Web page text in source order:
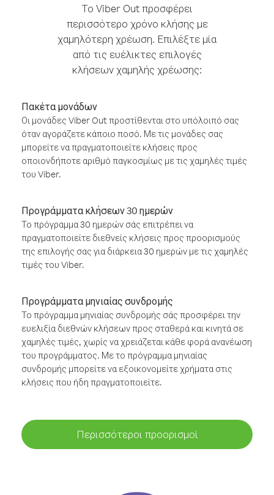
Το Viber Out προσφέρει
περισσότερο χρόνο κλήσης με
χαμηλότερη χρέωση. Επιλέξτε μία
από τις ευέλικτες επιλογές
κλήσεων χαμηλής χρέωσης:
Πακέτα μονάδων
Οι μονάδες Viber Out προστίθενται στο υπόλοιπό σας
όταν αγοράζετε κάποιο ποσό. Με τις μονάδες σας
μπορείτε να πραγματοποιείτε κλήσεις προς
οποιονδήποτε αριθμό παγκοσμίως με τις χαμηλές τιμές
του Viber.
Προγράμματα κλήσεων 30 ημερών
Το πρόγραμμα 30 ημερών σάς επιτρέπει να
πραγματοποιείτε διεθνείς κλήσεις προς προορισμούς
της επιλογής σας για διάρκεια 30 ημερών με τις χαμηλές
τιμές του Viber.
Προγράμματα μηνιαίας συνδρομής
Το πρόγραμμα μηνιαίας συνδρομής σάς προσφέρει την
ευελιξία διεθνών κλήσεων προς σταθερά και κινητά σε
χαμηλές τιμές, χωρίς να χρειάζεται κάθε φορά ανανέωση
του προγράμματος. Με το πρόγραμμα μηνιαίας
συνδρομής μπορείτε να εξοικονομείτε χρήματα στις
κλήσεις που ήδη πραγματοποιείτε.
Περισσότεροι προορισμοί